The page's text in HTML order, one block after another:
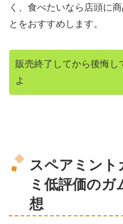
く、食べたいなら店頭に
とをおすすめします。
販売終了してから後悔し
よ
スペアミント
ミ低評価のガ
想